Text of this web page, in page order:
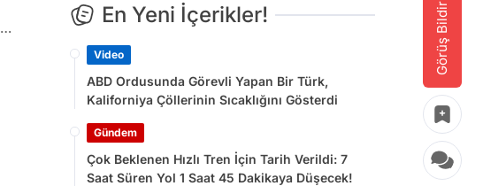
Görüş Bildir
En Yeni İçerikler!
Video
ABD Ordusunda Görevli Yapan Bir Türk,
Kaliforniya Çöllerinin Sıcaklığını Gösterdi
Gündem
Çok Beklenen Hızlı Tren İçin Tarih Verildi: 7
Saat Süren Yol 1 Saat 45 Dakikaya Düşecek!